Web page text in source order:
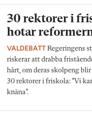
30 rektorer i
hotar
VALDEBATT Regeringens
riskerar att drabba
hårt, om deras skolpeng
30 rektorer i friskola: ”Vi
knäna”.